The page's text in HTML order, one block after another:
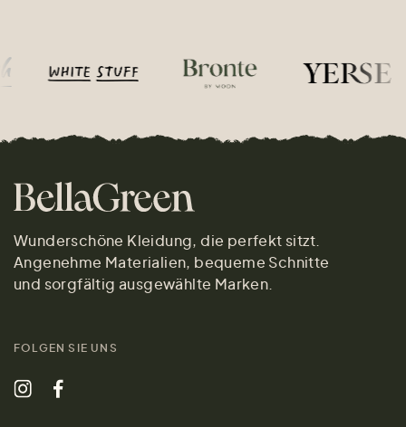
Wunderschöne Kleidung, die perfekt sitzt.
Angenehme Materialien, bequeme Schnitte
und sorgfältig ausgewählte Marken.
FOLGEN SIE UNS